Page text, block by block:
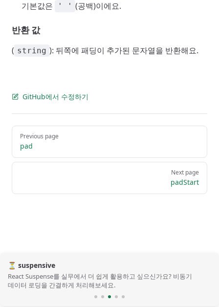
기본값은
' ' (공백)이에요.
반환 값
( string ): 뒤쪽에 패딩이 추가된 문자열을 반환해요.
GitHub에서 수정하기
Pager
Previous page
pad
Next page
padStart
⏳ suspensive
React Suspense를 실무에서 더 쉽게 활용하고 싶으신가요? 비동기
데이터 로딩을 간결하게 처리해보세요.